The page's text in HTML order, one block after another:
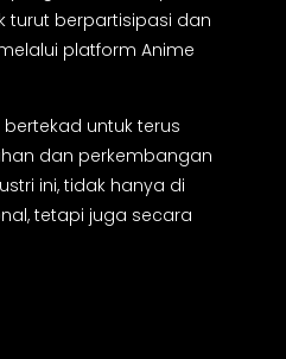
turut berpartisipasi dan
platform Anime
bertekad untuk terus
dan perkembangan
ini, tidak hanya di
tetapi juga secara